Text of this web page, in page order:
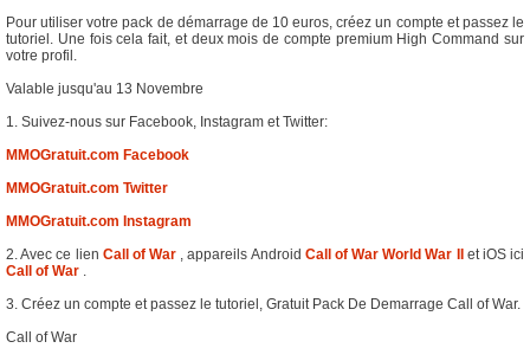
Pour utiliser votre pack de démarrage de 10 euros, créez un compte et passez le
tutoriel. Une fois cela fait, et deux mois de compte premium High Command sur
votre profil.
Valable jusqu'au 13 Novembre
1. Suivez-nous sur Facebook, Instagram et Twitter:
MMOGratuit.com Facebook
MMOGratuit.com Twitter
MMOGratuit.com Instagram
2. Avec ce lien Call of War , appareils Android Call of War World War II
et iOS ici
Call of War .
3. Créez un compte et passez le tutoriel, Gratuit Pack De Demarrage Call of War.
Call of War